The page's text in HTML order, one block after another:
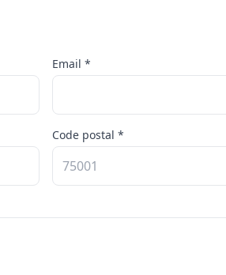
Email *
Code postal *